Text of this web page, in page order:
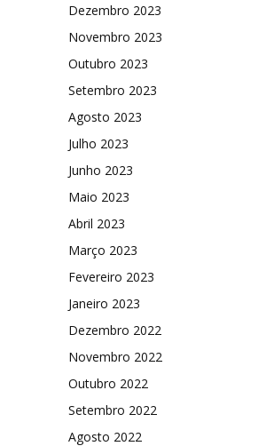
Dezembro 2023
Novembro 2023
Outubro 2023
Setembro 2023
Agosto 2023
Julho 2023
Junho 2023
Maio 2023
Abril 2023
Março 2023
Fevereiro 2023
Janeiro 2023
Dezembro 2022
Novembro 2022
Outubro 2022
Setembro 2022
Agosto 2022